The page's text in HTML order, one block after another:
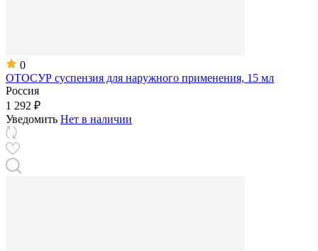
0
ОТОСУР суспензия для наружного применения, 15 мл
Россия
1 292 ₽
Уведомить Нет в наличии